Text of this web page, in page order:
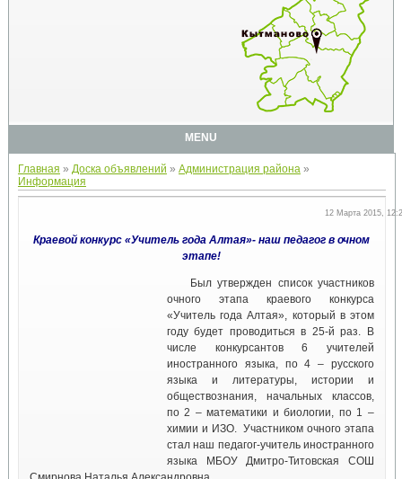
MENU
Главная » Доска объявлений » Администрация района»
Информация
12 Марта 2015,
Краевой конкурс «Учитель года Алтая»- наш педагог в очном
этапе!
Был утвержден список участников
очного этапа краевого конкурса
«Учитель года Алтая», который в этом
году будет проводиться в 25-й раз. В
числе конкурсантов 6 учителей
иностранного языка, по 4 – русского
языка и литературы, истории и
обществознания, начальных классов,
по 2 – математики и биологии, по 1 –
химии и ИЗО. Участником очного этапа
стал наш педагог-учитель иностранного
языка МБОУ Дмитро-Титовская СОШ